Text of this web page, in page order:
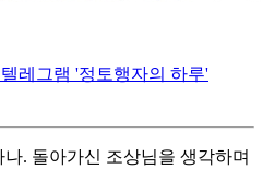
레그램 '정토행자의 하루'
. 돌아가신 조상님을 생각하며